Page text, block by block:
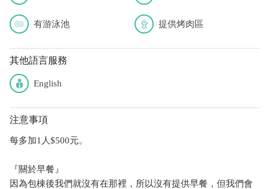
有游泳池 提供烤肉區
其他語言服務
English
注意事項
每多加1人$500元。
『關於早餐』
因為包棟後我們就沒有在那裡，所以沒有提供早餐，但我們會